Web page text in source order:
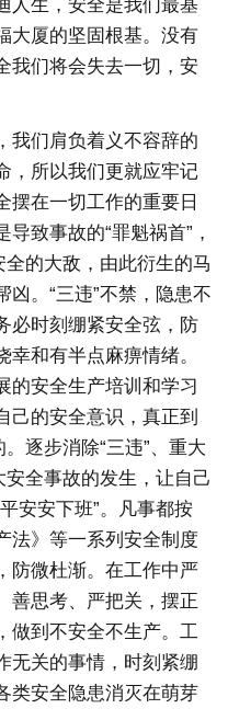
人生，安全是我们最基
大厦的坚固根基。没有
我们将会失去一切，安
我们肩负着义不容辞的
，所以我们更就应牢记
摆在一切工作的重要日
致事故的“罪魁祸首”，
全的大敌，由此衍生的马
凶。“三违”不禁，隐患不
必时刻绷紧安全弦，防
和有半点麻痹情绪。
的安全生产培训和学习
己的安全意识，真正到
逐步消除“三违”、重大
安全事故的发生，让自己
安安下班”。凡事都按
法》等一系列安全制度
防微杜渐。在工作中严
善思考、严把关，摆正
做到不安全不生产。工
无关的事情，时刻紧绷
类安全隐患消灭在萌芽